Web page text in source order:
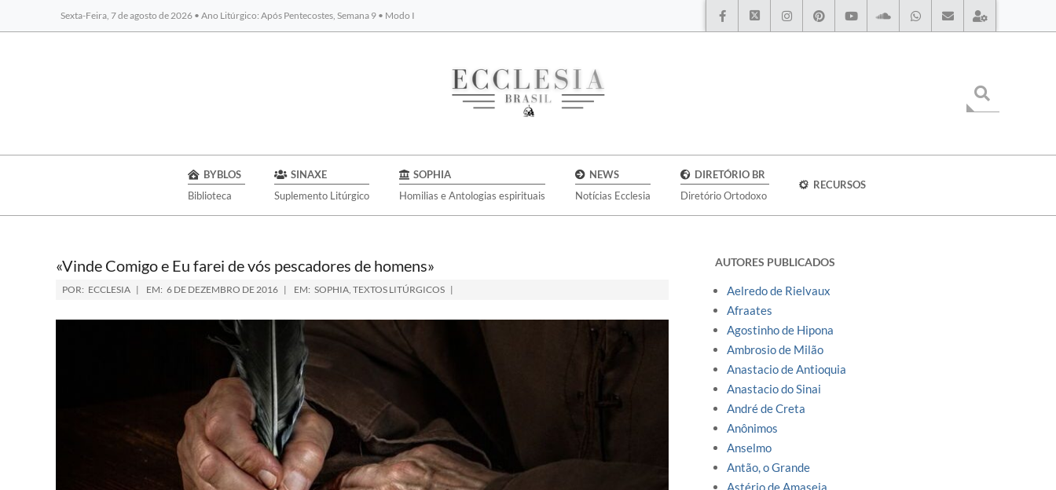
Sexta-Feira, 7 de agosto de 2026 • Ano Litúrgico: Após Pentecostes, Semana 9 • Modo I
BYBLOS
BYBLOS
Biblioteca
SINAXE
Suplemento Litúrgico
SOPHIA
Homilias e Antologias espirituais
NEWS
Notícias Ecclesia
DIRETÓRIO BR
Diretório Ortodoxo
RECURSOS
«Vinde Comigo e Eu farei de vós pescadores de homens»
POR: ECCLESIA EM: 6 DE DEZEMBRO DE 2016 EM: SOPHIA, TEXTOS LITÚRGICOS
AUTORES PUBLICADOS
Aelredo de Rielvaux
Afraates
Agostinho de Hipona
Ambrosio de Milão
Anastacio de Antioquia
Anastacio do Sinai
André de Creta
Anônimos
Anselmo
Antão, o Grande
Astério de Amaseia